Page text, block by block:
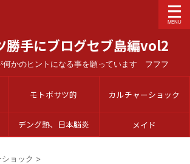
勝手にブログセブ島編vol2
何かのヒントになる事を願っています フフフ
モトボサツ的 カルチャーショック
デング熱、日本脳炎 メイド
ョック >